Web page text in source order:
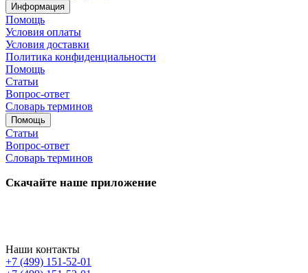
Информация
Помощь
Условия оплаты
Условия доставки
Политика конфиденциальности
Помощь
Статьи
Вопрос-ответ
Словарь терминов
Помощь
Статьи
Вопрос-ответ
Словарь терминов
Скачайте наше приложение
Наши контакты
+7 (499) 151-52-01